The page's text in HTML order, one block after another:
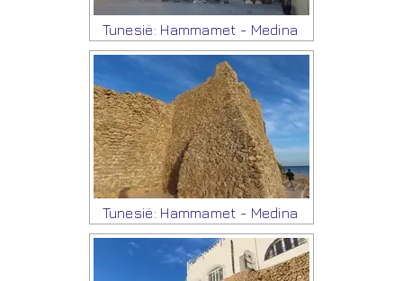
Tunesië: Hammamet - Medina
Tunesië: Hammamet - Medina